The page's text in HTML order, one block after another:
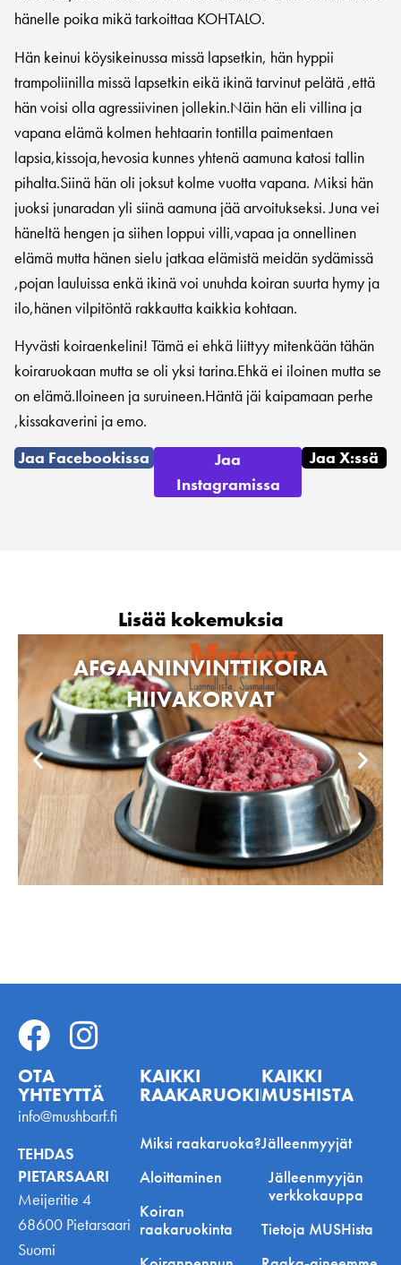
hänelle poika mikä tarkoittaa KOHTALO.
Hän keinui köysikeinussa missä lapsetkin, hän hyppii
trampoliinilla missä lapsetkin eikä ikinä tarvinut pelätä ,että
hän voisi olla agressiivinen jollekin.Näin hän eli villina ja
vapana elämä kolmen hehtaarin tontilla paimentaen
lapsia,kissoja,hevosia kunnes yhtenä aamuna katosi tallin
pihalta.Siinä hän oli joksut kolme vuotta vapana. Miksi hän
juoksi junaradan yli siinä aamuna jää arvoitukseksi. Juna vei
häneltä hengen ja siihen loppui villi,vapaa ja onnellinen
elämä mutta hänen sielu jatkaa elämistä meidän sydämissä
,pojan lauluissa enkä ikinä voi unuhda koiran suurta hymy ja
ilo,hänen vilpitöntä rakkautta kaikkia kohtaan.
Hyvästi koiraenkelini! Tämä ei ehkä liittyy mitenkään tähän
koiraruokaan mutta se oli yksi tarina.Ehkä ei iloinen mutta se
on elämä.Iloineen ja suruineen.Häntä jäi kaipamaan perhe
,kissakaverini ja emo.
Jaa Facebookissa
Jaa
Instagramissa
Jaa X:ssä
Lisää kokemuksia
AFGAANINVINTTIKOIRA
HIIVAKORVAT
OTA
YHTEYTTÄ
info@mushbarf.fi
TEHDAS
PIETARSAARI
Meijeritie 4
68600 Pietarsaari
Suomi
KAIKKI
RAAKARUOKINNASTA
Miksi raakaruoka?
Aloittaminen
Koiran
raakaruokinta
KAIKKI
MUSHISTA
Jälleenmyyjät
Jälleenmyyjän
verkkokauppa
Tietoja MUSHista